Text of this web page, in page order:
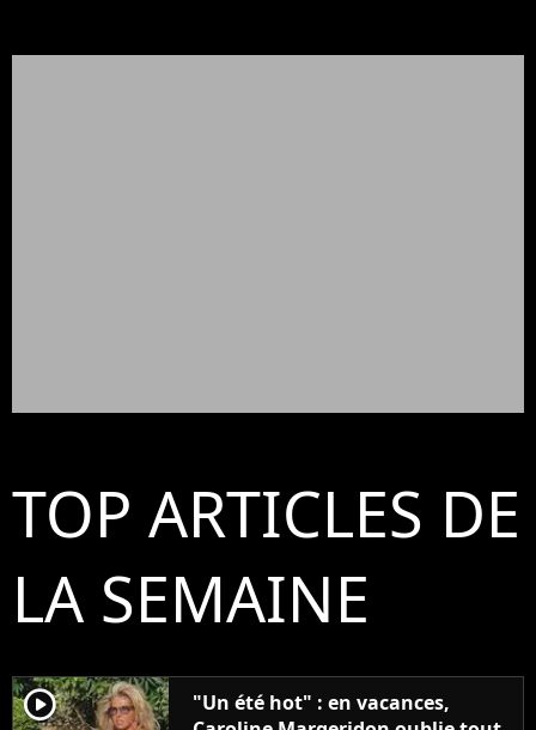
TOP ARTICLES DE
LA SEMAINE
player2
"Un été hot" : en vacances,